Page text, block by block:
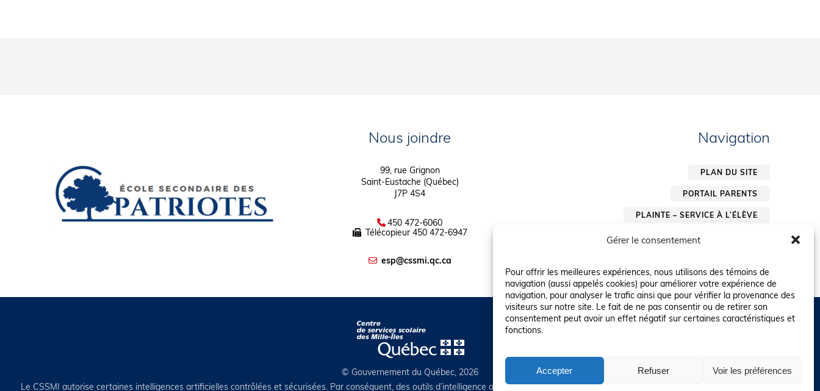
Gérer le consentement
Pour offrir les meilleures expériences, nous utilisons des témoins de
navigation (aussi appelés cookies) pour améliorer votre expérience de
navigation, pour analyser le trafic ainsi que pour vérifier la provenance des
visiteurs sur notre site. Le fait de ne pas consentir ou de retirer son
consentement peut avoir un effet négatif sur certaines caractéristiques et
fonctions.
Accepter Refuser Voir les préférences
Nous joindre
99, rue Grignon
Saint-Eustache (Québec)
J7P 4S4
450 472-6060
Télécopieur 450 472-6947
esp@cssmi.qc.ca
Navigation
PLAN DU SITE
PORTAIL PARENTS
PLAINTE – SERVICE À L’ÉLÈVE
POLITIQUE DE CONFIDENTIALITÉ
© Gouvernement du Québec, 2026
Le CSSMI autorise certaines intelligences artificielles contrôlées et sécurisées. Par conséquent, des outils d’intelligence artificielle autorisés pourraient avoir été utilisés pour soutenir la rédaction de ce